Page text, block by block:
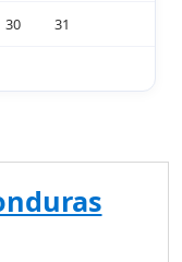
30 31